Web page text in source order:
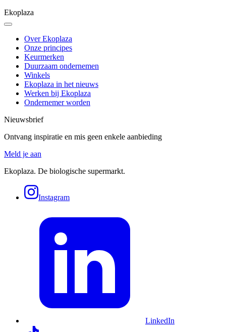
Ekoplaza
Over Ekoplaza
Onze principes
Keurmerken
Duurzaam ondernemen
Winkels
Ekoplaza in het nieuws
Werken bij Ekoplaza
Ondernemer worden
Nieuwsbrief
Ontvang inspiratie en mis geen enkele aanbieding
Meld je aan
Ekoplaza. De biologische supermarkt.
Instagram
LinkedIn